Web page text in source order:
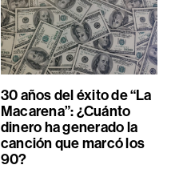
30 años del éxito de “La
Macarena”: ¿Cuánto
dinero ha generado la
canción que marcó los
90?